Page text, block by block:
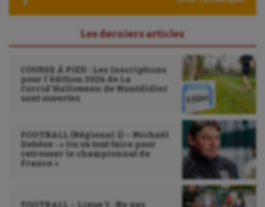
Sport-santé
Tir à l'arc
Triathlon
Ultimate frisbee
UNSS
Wakeboard
Les derniers articles
COURSE À PIED : Les inscriptions
pour l’édition 2026 de La
Corrid’Halloween de Montdidier
sont ouvertes
FOOTBALL (Régional 1) – Michaël
Debève : « On va tout faire pour
retrouver le championnat de
France »
FOOTBALL – Ligue 3 : Ne pas